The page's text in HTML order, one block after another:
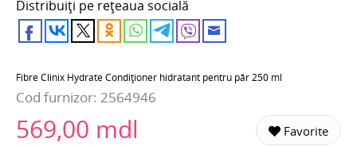
Distribuiți pe rețeaua socială
Fibre Clinix Hydrate Condiționer hidratant pentru păr 250 ml
Cod furnizor: 2564946
569,00 mdl Favorite